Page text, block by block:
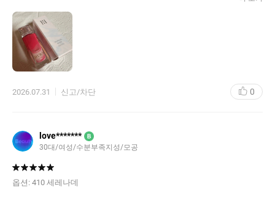
2026.07.31 신고/차단 0
love******* B
30대/여성/수분부족지성/모공
옵션: 410 세레나데